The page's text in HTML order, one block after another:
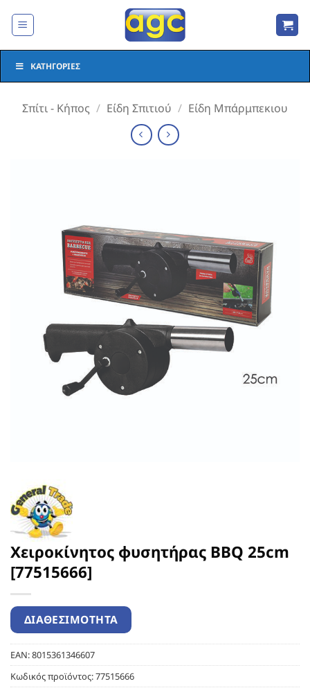
στο
ΚΑΤΗΓΟΡΊΕΣ
Σπίτι - Κήπος / Είδη Σπιτιού / Είδη Μπάρμπεκιου
Χειροκίνητος φυσητήρας BBQ 25cm
[77515666]
EAN:8015361346607
Κωδικός προϊόντος:77515666